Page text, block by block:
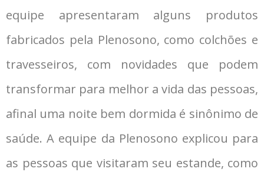
equipe apresentaram alguns produtos
fabricados pela Plenosono, como colchões e
travesseiros, com novidades que podem
transformar para melhor a vida das pessoas,
afinal uma noite bem dormida é sinônimo de
saúde. A equipe da Plenosono explicou para
as pessoas que visitaram seu estande, como